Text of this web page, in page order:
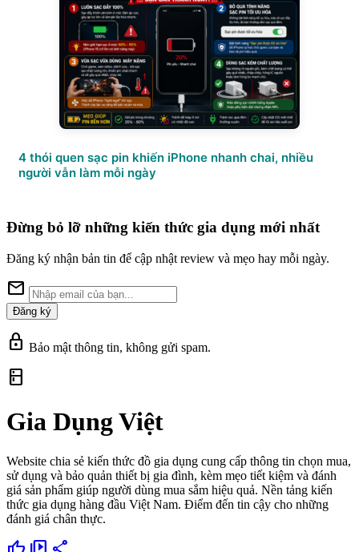
4 thói quen sạc pin khiến iPhone nhanh chai, nhiều
người vẫn làm mỗi ngày
Đừng bỏ lỡ những kiến thức gia dụng mới nhất
Đăng ký nhận bản tin để cập nhật review và mẹo hay mỗi ngày.
mail
Đăng ký
lock Bảo mật thông tin, không gửi spam.
kitchen
Gia Dụng Việt
Website chia sẻ kiến thức đồ gia dụng cung cấp thông tin chọn mua,
sử dụng và bảo quản thiết bị gia đình, kèm mẹo tiết kiệm và đánh
giá sản phẩm giúp người dùng mua sắm hiệu quả. Nền tảng kiến
thức gia dụng hàng đầu Việt Nam. Điểm đến tin cậy cho những
đánh giá chân thực.